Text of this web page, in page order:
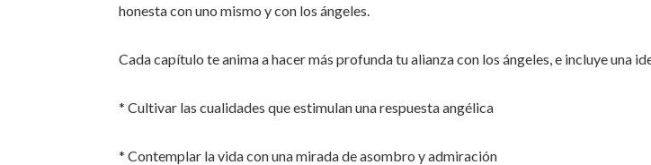
honesta con uno mismo y con los ángeles.
Cada capítulo te anima a hacer más profunda tu alianza con los ángeles, e incluye una
* Cultivar las cualidades que estimulan una respuesta angélica
* Contemplar la vida con una mirada de asombro y admiración